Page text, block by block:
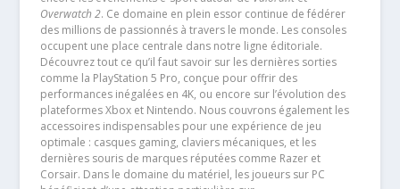
Overwatch 2. Ce domaine en plein essor continue de fédérer
des millions de passionnés à travers le monde. Les consoles
occupent une place centrale dans notre ligne éditoriale.
Découvrez tout ce qu’il faut savoir sur les dernières sorties
comme la PlayStation 5 Pro, conçue pour offrir des
performances inégalées en 4K, ou encore sur l’évolution des
plateformes Xbox et Nintendo. Nous couvrons également les
accessoires indispensables pour une expérience de jeu
optimale : casques gaming, claviers mécaniques, et les
dernières souris de marques réputées comme Razer et
Corsair. Dans le domaine du matériel, les joueurs sur PC